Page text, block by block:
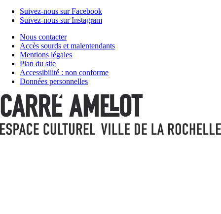
Suivez-nous sur Facebook
Suivez-nous sur Instagram
Nous contacter
Accès sourds et malentendants
Mentions légales
Plan du site
Accessibilité : non conforme
Données personnelles